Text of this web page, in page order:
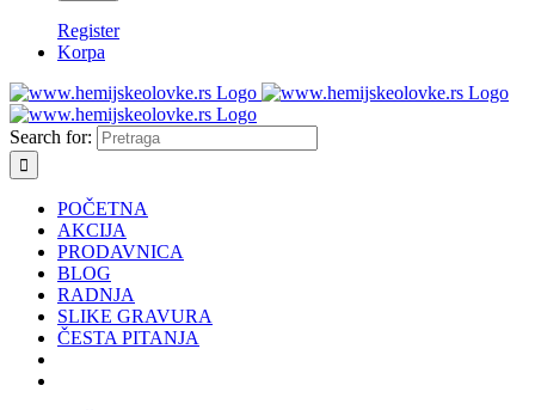
Register
Korpa
Search for:
POČETNA
AKCIJA
PRODAVNICA
BLOG
RADNJA
SLIKE GRAVURA
ČESTA PITANJA